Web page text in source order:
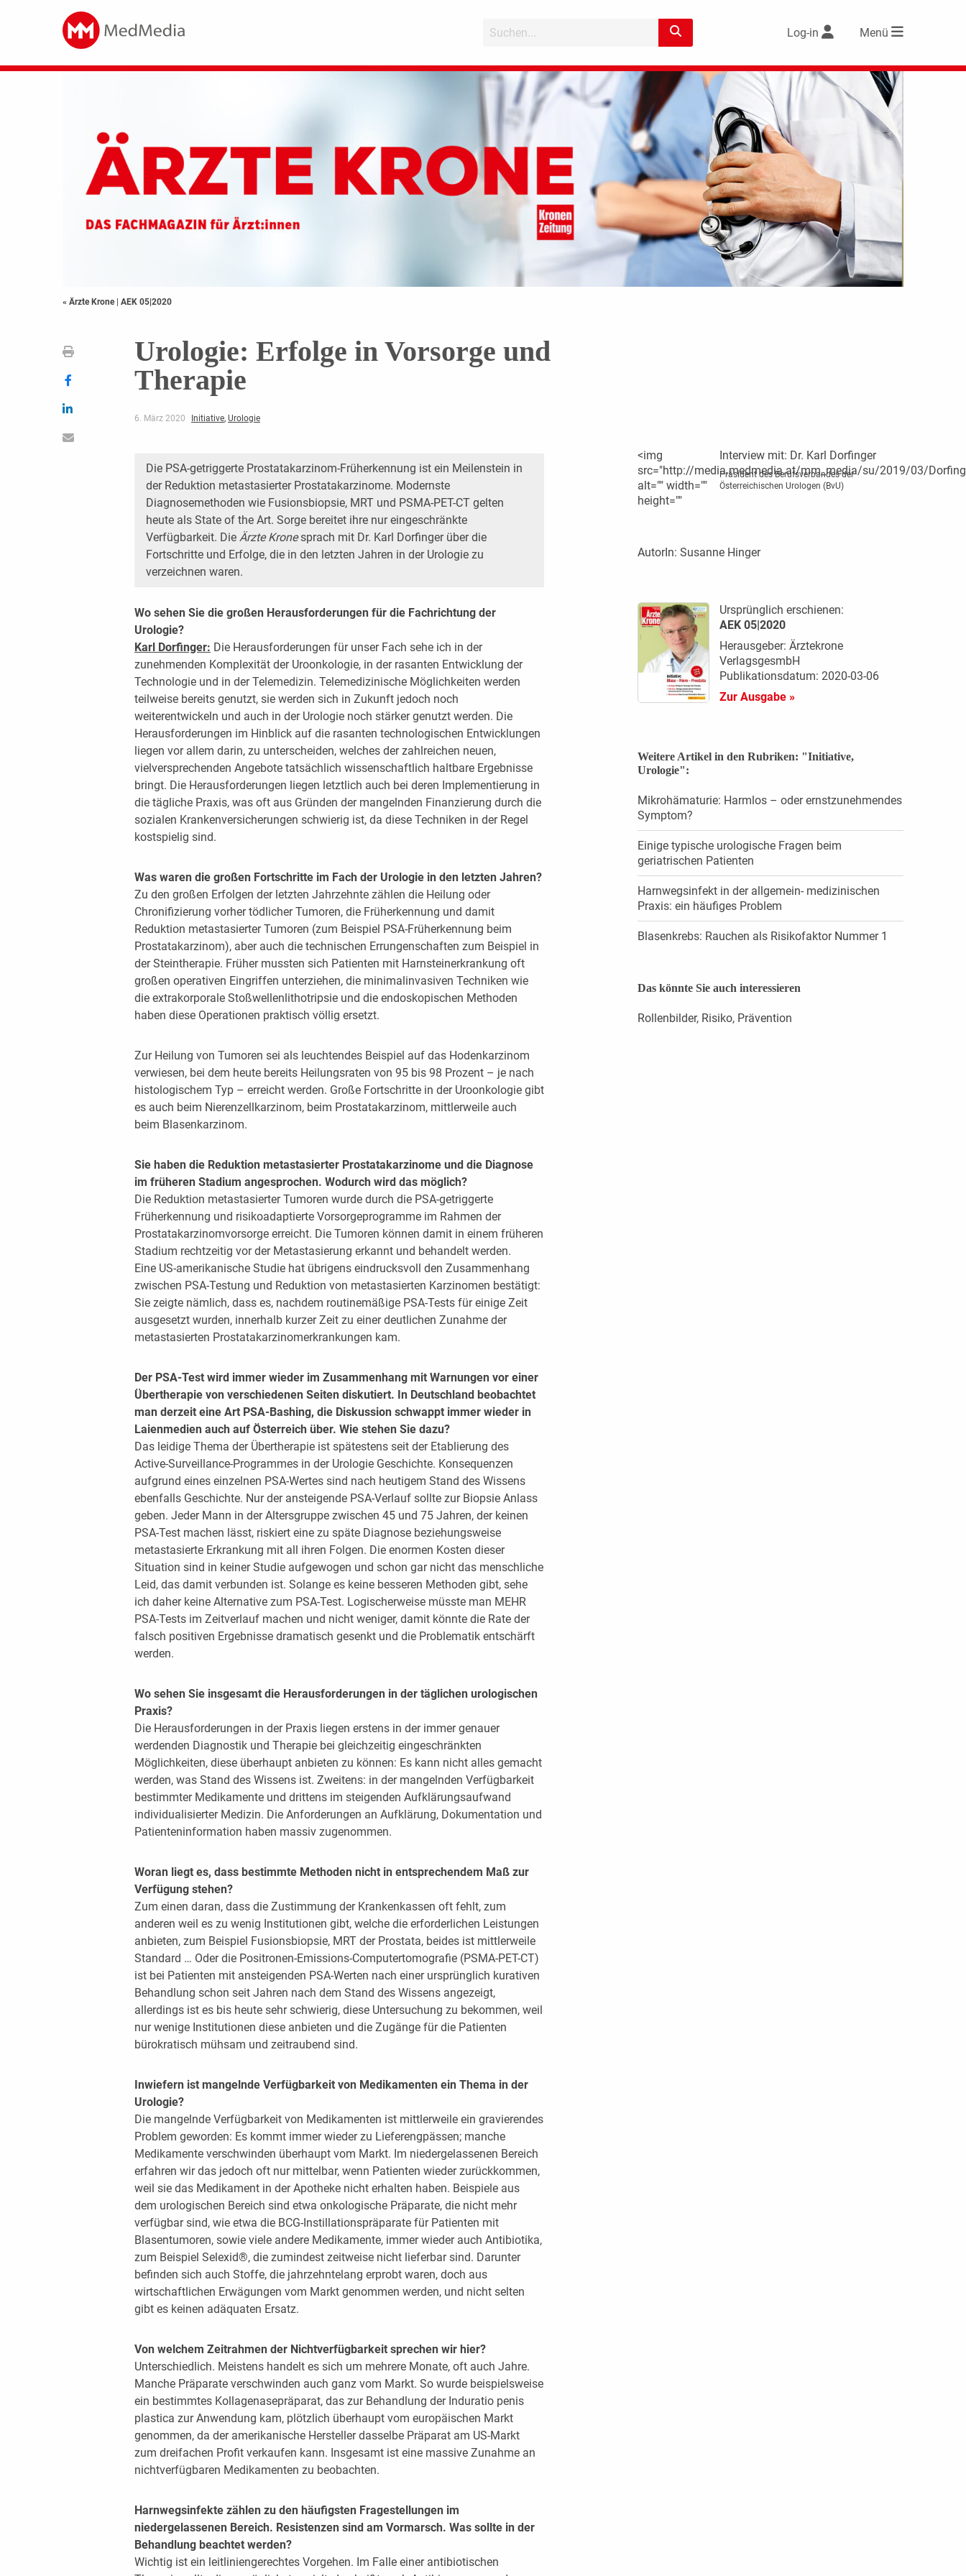
Log-in Menü
« Ärzte Krone | AEK 05|2020
Urologie: Erfolge in Vorsorge und
Therapie
6. März 2020 Initiative, Urologie
Die PSA-getriggerte Prostatakarzinom-Früherkennung ist ein Meilenstein in
der Reduktion metasta­sierter Prostatakarzinome. Modernste
Diagnosemethoden wie Fusionsbiopsie, MRT und PSMA-PET-CT gelten
heute als State of the Art. Sorge bereitet ihre nur eingeschränkte
Verfügbarkeit. Die Ärzte Kronesprach mit Dr. Karl Dorfinger über die
Fortschritte und Erfolge, die in den letzten Jahren in der Urologie zu
verzeichnen waren.
Wo sehen Sie die großen Herausforderungen für die Fachrichtung der
Urologie?
Karl Dorfinger: Die Herausforderungen für unser Fach sehe ich in der
zunehmenden Komplexität der Uroonkologie, in der rasanten Entwicklung der
Technologie und in der Telemedizin. Telemedizinische Möglichkeiten werden
teilweise bereits genutzt, sie werden sich in Zukunft jedoch noch
weiterentwickeln und auch in der Urologie noch stärker genutzt werden. Die
Herausforderungen im Hinblick auf die rasanten technologischen Entwicklungen
liegen vor allem darin, zu unterscheiden, welches der zahlreichen neuen,
vielversprechenden Angebote tatsächlich wissenschaftlich haltbare Ergebnisse
bringt. Die Herausforderungen liegen letztlich auch bei deren Implementierung in
die tägliche Praxis, was oft aus Gründen der mangelnden Finanzierung durch die
sozialen Krankenversicherungen schwierig ist, da diese Techniken in der Regel
kostspielig sind.
Was waren die großen Fortschritte im Fach der Urologie in den letzten Jahren?
Zu den großen Erfolgen der letzten Jahrzehnte zählen die Heilung oder
Chronifizierung vorher tödlicher Tumoren, die Früherkennung und damit
Reduktion metastasierter Tumoren (zum Beispiel PSA-Früherkennung beim
Prostatakarzinom), aber auch die technischen Errungenschaften zum Beispiel in
der Steintherapie. Früher mussten sich Patienten mit Harnsteinerkrankung oft
großen operativen Eingriffen unterziehen, die minimalinvasiven Techniken wie
die extrakorporale Stoßwellenlithotripsie und die endoskopischen Methoden
haben diese Operationen praktisch völlig ersetzt.
Zur Heilung von Tumoren sei als leuchtendes Beispiel auf das Hodenkarzinom
verwiesen, bei dem heute bereits Heilungsraten von 95 bis 98 Prozent – je nach
histologischem Typ – erreicht werden. Große Fortschritte in der Uroonkologie gibt
es auch beim Nierenzellkarzinom, beim Prostatakarzinom, mittlerweile auch
beim Blasenkarzinom.
Sie haben die Reduktion metastasierter Prostatakarzinome und die Diagnose
im früheren Stadium angesprochen. Wodurch wird das möglich?
Die Reduktion metastasierter Tumoren wurde durch die PSA-getriggerte
Früherkennung und risikoadaptierte Vorsorgeprogramme im Rahmen der
Prostatakarzinomvorsorge erreicht. Die Tumoren können damit in einem früheren
Stadium rechtzeitig vor der Metastasierung erkannt und behandelt werden.
Eine US-amerikanische Studie hat übrigens eindrucksvoll den Zusammenhang
zwischen PSA-Testung und Reduktion von metastasierten Karzinomen bestätigt:
Sie zeigte nämlich, dass es, nachdem routinemäßige PSA-Tests für einige Zeit
ausgesetzt wurden, innerhalb kurzer Zeit zu einer deutlichen Zunahme der
metastasierten Prostatakarzinomerkrankungen kam.
Der PSA-Test wird immer wieder im Zusammenhang mit Warnungen vor einer
Übertherapie von verschiedenen Seiten diskutiert. In Deutschland beobachtet
man derzeit eine Art PSA-Bashing, die Diskussion schwappt immer wieder in
Laienmedien auch auf Österreich über. Wie stehen Sie dazu?
Das leidige Thema der Übertherapie ist spätestens seit der Etablierung des
Active-Surveillance-Programmes in der Urologie Geschichte. Konsequenzen
aufgrund eines einzelnen PSA-Wertes sind nach heutigem Stand des Wissens
ebenfalls Geschichte. Nur der ansteigende PSA-Verlauf sollte zur Biopsie Anlass
geben. Jeder Mann in der Altersgruppe zwischen 45 und 75 Jahren, der keinen
PSA-Test machen lässt, riskiert eine zu späte Diagnose beziehungsweise
metastasierte Erkrankung mit all ihren Folgen. Die enormen Kosten dieser
Situation sind in keiner Studie aufgewogen und schon gar nicht das menschliche
Leid, das damit verbunden ist. Solange es keine besseren Methoden gibt, sehe
ich daher keine Alternative zum PSA-Test. Logischerweise müsste man MEHR
PSA-Tests im Zeitverlauf machen und nicht weniger, damit könnte die Rate der
falsch positiven Ergebnisse dramatisch gesenkt und die Problematik entschärft
werden.
Wo sehen Sie insgesamt die Herausforderungen in der täglichen urologischen
Praxis?
Die Herausforderungen in der Praxis liegen erstens in der immer genauer
werdenden Diagnostik und Therapie bei gleichzeitig eingeschränkten
Möglichkeiten, diese überhaupt anbieten zu können: Es kann nicht alles gemacht
werden, was Stand des Wissens ist. Zweitens: in der mangelnden Verfügbarkeit
bestimmter Medikamente und drittens im steigenden Aufklärungsaufwand
individualisierter Medizin. Die Anforderungen an Aufklärung, Dokumentation und
Patienteninformation haben massiv zugenommen.
Woran liegt es, dass bestimmte Methoden nicht in entsprechendem Maß zur
Verfügung stehen?
Zum einen daran, dass die Zustimmung der Krankenkassen oft fehlt, zum
anderen weil es zu wenig Institutionen gibt, welche die erforderlichen Leistungen
anbieten, zum Beispiel Fusionsbiopsie, MRT der Prostata, beides ist mittlerweile
Standard … Oder die Positronen-Emissions-Computertomografie (PSMA-PET-CT)
ist bei Patienten mit ansteigenden PSA-Werten nach einer ursprünglich kurativen
Behandlung schon seit Jahren nach dem Stand des Wissens angezeigt,
allerdings ist es bis heute sehr schwierig, diese Untersuchung zu bekommen, weil
nur wenige Institutionen diese anbieten und die Zugänge für die Patienten
bürokratisch mühsam und zeitraubend sind.
Inwiefern ist mangelnde Verfügbarkeit von Medikamenten ein Thema in der
Urologie?
Die mangelnde Verfügbarkeit von Medikamenten ist mittlerweile ein gravierendes
Problem geworden: Es kommt immer wieder zu Lieferengpässen; manche
Medikamente verschwinden überhaupt vom Markt. Im niedergelassenen Bereich
erfahren wir das jedoch oft nur mittelbar, wenn Patienten wieder zurückkommen,
weil sie das Medikament in der Apotheke nicht erhalten haben. Beispiele aus
dem urologischen Bereich sind etwa onkologische Präparate, die nicht mehr
verfügbar sind, wie etwa die BCG-Instillationspräparate für Patienten mit
Blasentumoren, sowie viele andere Medikamente, immer wieder auch Antibiotika,
zum Beispiel Selexid®, die zumindest zeitweise nicht lieferbar sind. Darunter
befinden sich auch Stoffe, die jahrzehntelang erprobt waren, doch aus
wirtschaftlichen Erwägungen vom Markt genommen werden, und nicht selten
gibt es keinen adäquaten Ersatz.
Von welchem Zeitrahmen der Nichtverfügbarkeit sprechen wir hier?
Unterschiedlich. Meistens handelt es sich um mehrere Monate, oft auch Jahre.
Manche Präparate verschwinden auch ganz vom Markt. So wurde beispielsweise
ein bestimmtes Kollagenasepräparat, das zur Behandlung der Induratio penis
plastica zur Anwendung kam, plötzlich überhaupt vom europäischen Markt
genommen, da der amerikanische Hersteller dasselbe Präparat am US-Markt
zum dreifachen Profit verkaufen kann. Insgesamt ist eine massive Zunahme an
nichtverfügbaren Medikamenten zu beobachten.
Harnwegsinfekte zählen zu den häufigsten Fragestellungen im
niedergelassenen Bereich. Resistenzen sind am Vormarsch. Was sollte in der
Behandlung beachtet werden?
Wichtig ist ein leitliniengerechtes Vorgehen. Im Falle einer antibiotischen
<img
src="http://media.medmedia.at/mm_media/su/2019/03/
alt="" width=""
height=""
Interview mit: Dr. Karl Dorfinger
Präsident des Berufsverbandes der
Österreichischen Urologen (BvU)
AutorIn: Susanne Hinger
Ursprünglich erschienen:
AEK 05|2020
Herausgeber: Ärztekrone
VerlagsgesmbH
Publikationsdatum: 2020-03-06
Zur Ausgabe »
Weitere Artikel in den Rubriken: "Initiative,
Urologie":
Mikrohämaturie: Harmlos – oder ernstzunehmendes
Symptom?
Einige typische urologische Fragen beim
geriatrischen Patienten
Harnwegsinfekt in der allgemein- medizinischen
Praxis: ein häufiges Problem
Blasenkrebs: Rauchen als Risikofaktor Nummer 1
Das könnte Sie auch interessieren
Rollenbilder, Risiko, Prävention